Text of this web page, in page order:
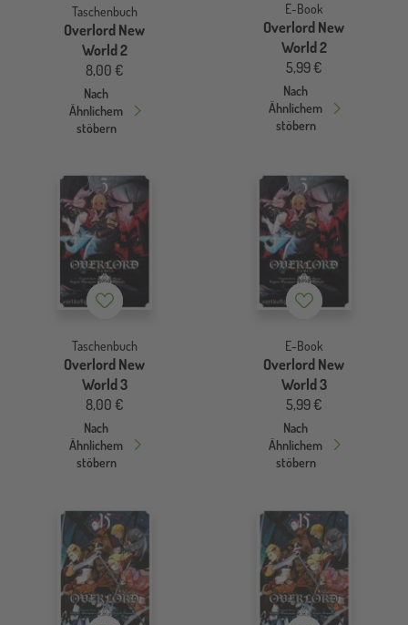
Taschenbuch
Overlord New
World 2
8,00 €
Nach
Ähnlichem
stöbern
E-Book
Overlord New
World 2
5,99 €
Nach
Ähnlichem
stöbern
Merkzettel
Taschenbuch
Overlord New
World 3
8,00 €
Nach
Ähnlichem
stöbern
Merkzettel
E-Book
Overlord New
World 3
5,99 €
Nach
Ähnlichem
stöbern